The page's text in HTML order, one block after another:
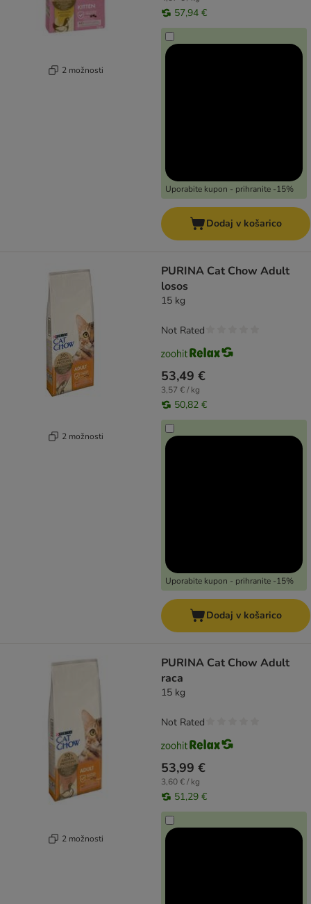
2 možnosti
57,94 €
Uporabite kupon - prihranite -15%
Dodaj v košarico
2 možnosti
PURINA Cat Chow Adult
losos
15 kg
53,49 €
3,57 € / kg
50,82 €
Uporabite kupon - prihranite -15%
Not Rated
Dodaj v košarico
2 možnosti
PURINA Cat Chow Adult
raca
15 kg
53,99 €
3,60 € / kg
51,29 €
Not Rated